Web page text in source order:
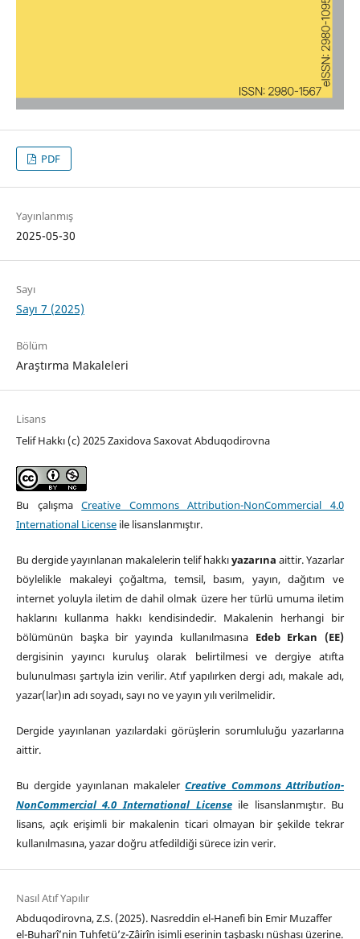
PDF
Yayınlanmış
2025-05-30
Sayı
Sayı 7 (2025)
Bölüm
Araştırma Makaleleri
Lisans
Telif Hakkı (c) 2025 Zaxidova Saxovat Abduqodirovna
Bu çalışmaCreative Commons Attribution-NonCommercial 4.0
International Licenseile lisanslanmıştır.
Bu dergide yayınlanan makalelerin telif hakkıyazarına aittir. Yazarlar
böylelikle makaleyi çoğaltma, temsil, basım, yayın, dağıtım ve
internet yoluyla iletim de dahil olmak üzere her türlü umuma iletim
haklarını kullanma hakkı kendisindedir. Makalenin herhangi bir
bölümünün başka bir yayında kullanılmasına Edeb Erkan (EE)
dergisinin yayıncı kuruluş olarak belirtilmesi ve dergiye atıfta
bulunulması şartıyla izin verilir. Atıf yapılırken dergi adı, makale adı,
yazar(lar)ın adı soyadı, sayı no ve yayın yılı verilmelidir.
Dergide yayınlanan yazılardaki görüşlerin sorumluluğu yazarlarına
aittir.
Bu dergide yayınlanan makalelerCreative Commons Attribution-
NonCommercial 4.0 International Licenseile lisanslanmıştır. Bu
lisans, açık erişimli bir makalenin ticari olmayan bir şekilde tekrar
kullanılmasına, yazar doğru atfedildiği sürece izin verir.
Nasıl Atıf Yapılır
Abduqodirovna, Z.S. (2025). Nasreddin el-Hanefi bin Emir Muzaffer
el-Buharî’nin Tuhfetü’z-Zâirîn isimli eserinin taşbaskı nüshası üzerine.